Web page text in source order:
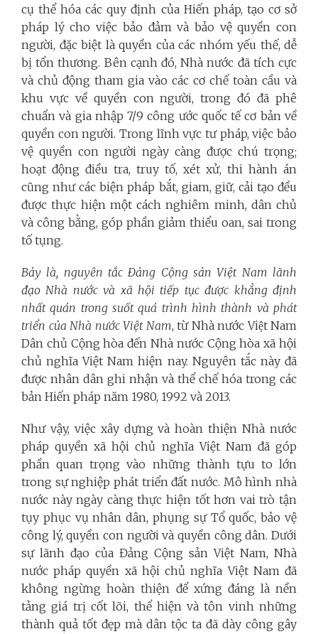
cụ thể hóa các quy định của Hiến pháp, tạo cơ sở
pháp lý cho việc bảo đảm và bảo vệ quyền con
người, đặc biệt là quyền của các nhóm yếu thế, dễ
bị tổn thương. Bên cạnh đó, Nhà nước đã tích cực
và chủ động tham gia vào các cơ chế toàn cầu và
khu vực về quyền con người, trong đó đã phê
chuẩn và gia nhập 7/9 công ước quốc tế cơ bản về
quyền con người. Trong lĩnh vực tư pháp, việc bảo
vệ quyền con người ngày càng được chú trọng;
hoạt động điều tra, truy tố, xét xử, thi hành án
cũng như các biện pháp bắt, giam, giữ, cải tạo đều
được thực hiện một cách nghiêm minh, dân chủ
và công bằng, góp phần giảm thiểu oan, sai trong
tố tụng.
Bảy là, nguyên tắc Đảng Cộng sản Việt Nam lãnh
đạo Nhà nước và xã hội tiếp tục được khẳng định
nhất quán trong suốt quá trình hình thành và phát
triển của Nhà nước Việt Nam, từ Nhà nước Việt Nam
Dân chủ Cộng hòa đến Nhà nước Cộng hòa xã hội
chủ nghĩa Việt Nam hiện nay. Nguyên tắc này đã
được nhân dân ghi nhận và thể chế hóa trong các
bản Hiến pháp năm 1980, 1992 và 2013.
Như vậy, việc xây dựng và hoàn thiện Nhà nước
pháp quyền xã hội chủ nghĩa Việt Nam đã góp
phần quan trọng vào những thành tựu to lớn
trong sự nghiệp phát triển đất nước. Mô hình nhà
nước này ngày càng thực hiện tốt hơn vai trò tận
tụy phục vụ nhân dân, phụng sự Tổ quốc, bảo vệ
công lý, quyền con người và quyền công dân. Dưới
sự lãnh đạo của Đảng Cộng sản Việt Nam, Nhà
nước pháp quyền xã hội chủ nghĩa Việt Nam đã
không ngừng hoàn thiện để xứng đáng là nền
tảng giá trị cốt lõi, thể hiện và tôn vinh những
thành quả tốt đẹp mà dân tộc ta đã dày công gây